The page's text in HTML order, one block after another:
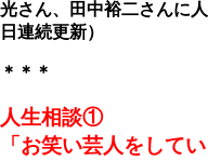
光さん、田中裕二さんに
日連続更新）
＊＊＊
人生相談①
「お笑い芸人をして